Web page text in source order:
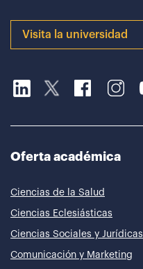
Visita la universidad
Oferta académica
Ciencias de la Salud
Ciencias Eclesiásticas
Ciencias Sociales y Jurídicas
Comunicación y Marketing